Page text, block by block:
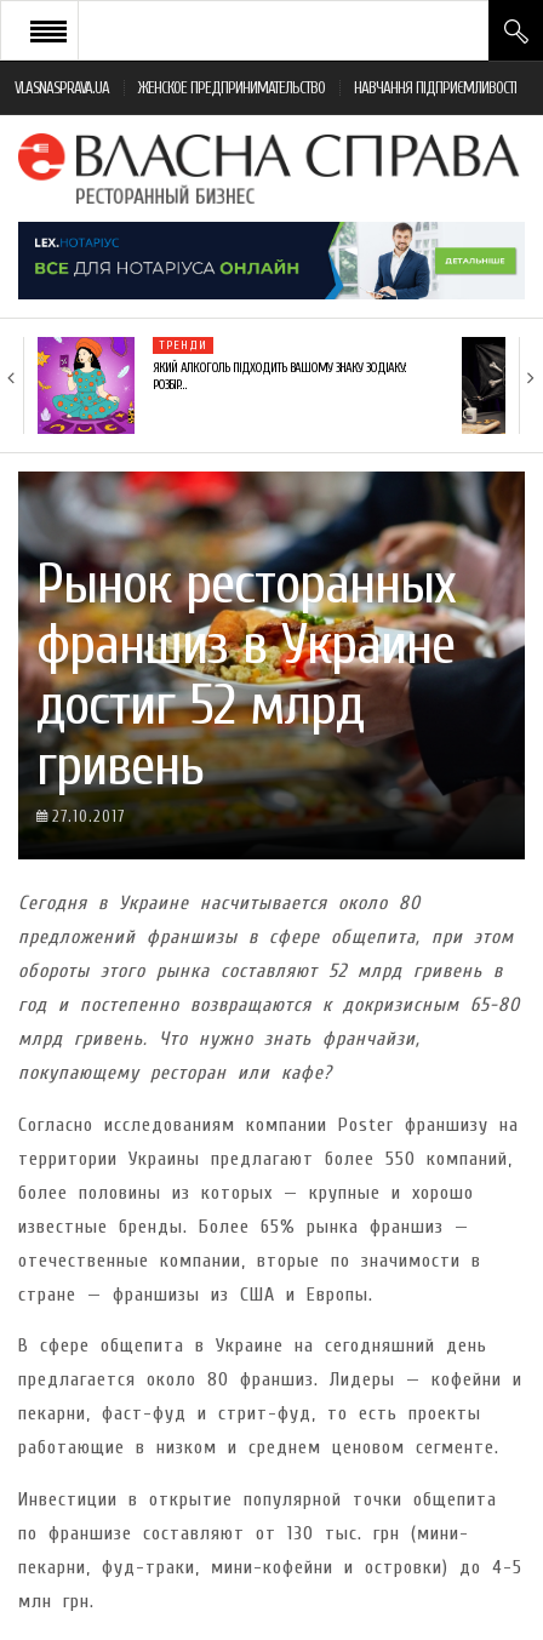
VLASNASPRAVA.UA ЖЕНСКОЕ ПРЕДПРИНИМАТЕЛЬСТВО НАВЧАННЯ ПІДПРИЄМЛИВОСТІ
НОВИНИ РЕСТОРАННОГО БІЗНЕСУ
ЯК ВІДКРИТИ ТА УСПІШНО КЕРУВАТИ
МОНІТОРИНГ ЗАКОНОДАВСТВА
ФРАНЧАЙЗИНГ
КНИГИ
ТРЕНДИ
ЯКИЙ АЛКОГОЛЬ ПІДХОДИТЬ ВАШОМУ ЗНАКУ ЗОДІАКУ:
РОЗБІР…
Рынок ресторанных
франшиз в Украине
достиг 52 млрд
гривень
27.10.2017
Сегодня в Украине насчитывается около 80
предложений франшизы в сфере общепита, при этом
обороты этого рынка составляют 52 млрд гривень в
год и постепенно возвращаются к докризисным 65-80
млрд гривень. Что нужно знать франчайзи,
покупающему ресторан или кафе?
Согласно исследованиям компании Poster франшизу на
территории Украины предлагают более 550 компаний,
более половины из которых — крупные и хорошо
известные бренды. Более 65% рынка франшиз —
отечественные компании, вторые по значимости в
стране — франшизы из США и Европы.
В сфере общепита в Украине на сегодняшний день
предлагается около 80 франшиз. Лидеры — кофейни и
пекарни, фаст-фуд и стрит-фуд, то есть проекты
работающие в низком и среднем ценовом сегменте.
Инвестиции в открытие популярной точки общепита
по франшизе составляют от 130 тыс. грн (мини-
пекарни, фуд-траки, мини-кофейни и островки) до 4-5
млн грн.